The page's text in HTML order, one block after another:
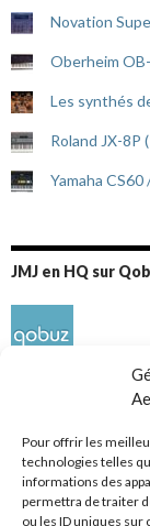
Pour offrir les
technologies telles
informations des
permettra de traiter
ou les ID uniques sur
Novation
Oberheim
Les synthés
Roland JX-8P
Yamaha CS60
JMJ en HQ sur
Réseaux sociaux